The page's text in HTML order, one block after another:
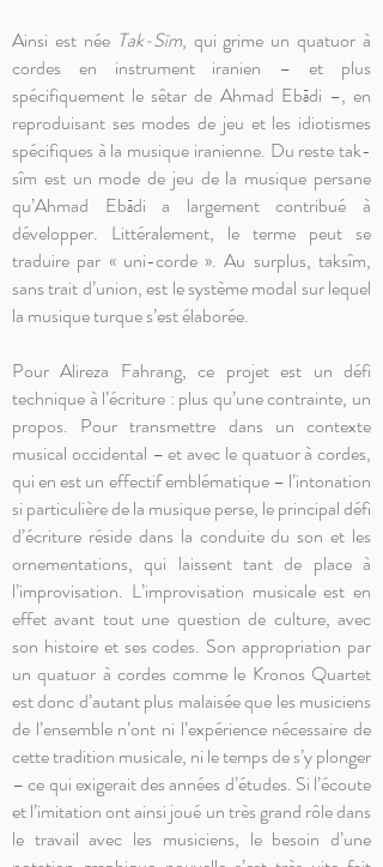
Ainsi est née Tak-Sīm, qui grime un quatuor à
cordes en instrument iranien – et plus
spécifiquement le sêtar de Ahmad Ebādi –, en
reproduisant ses modes de jeu et les idiotismes
spécifiques à la musique iranienne. Du reste tak-
sîm est un mode de jeu de la musique persane
qu’Ahmad Ebādi a largement contribué à
développer. Littéralement, le terme peut se
traduire par « uni-corde ». Au surplus, taksîm,
sans trait d’union, est le système modal sur lequel
la musique turque s’est élaborée.
Pour Alireza Fahrang, ce projet est un défi
technique à l’écriture : plus qu’une contrainte, un
propos. Pour transmettre dans un contexte
musical occidental – et avec le quatuor à cordes,
qui en est un effectif emblématique – l’intonation
si particulière de la musique perse, le principal défi
d’écriture réside dans la conduite du son et les
ornementations, qui laissent tant de place à
l’improvisation. L’improvisation musicale est en
effet avant tout une question de culture, avec
son histoire et ses codes. Son appropriation par
un quatuor à cordes comme le Kronos Quartet
est donc d’autant plus malaisée que les musiciens
de l’ensemble n’ont ni l’expérience nécessaire de
cette tradition musicale, ni le temps de s’y plonger
– ce qui exigerait des années d’études. Si l’écoute
et l’imitation ont ainsi joué un très grand rôle dans
le travail avec les musiciens, le besoin d’une